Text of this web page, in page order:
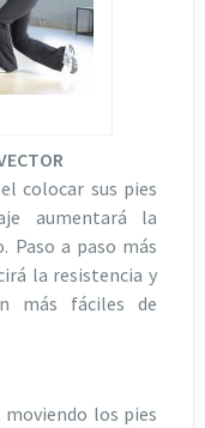
colocar sus pies
aumentará la
Paso a paso más
la resistencia y
más fáciles de
los pies